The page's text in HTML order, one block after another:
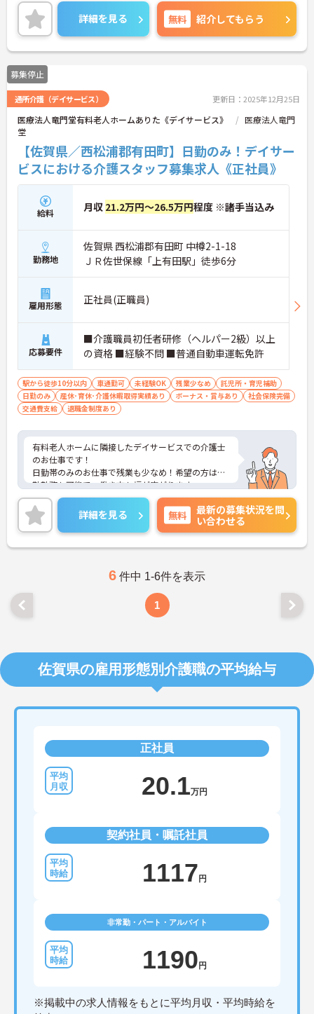
ご興味ある方には、面接対策ポイントなど、さらに
詳細をお話しいたしますのでお気軽にご相談くださ
い。
詳細を見る 無料 紹介してもらう
募集停止
通所介護（デイサービス） 更新日：2025年12月25日
医療法人竜門堂有料老人ホームありた《デイサービス》
医療法人竜門
堂
【佐賀県／西松浦郡有田町】日勤のみ！デイサー
ビスにおける介護スタッフ募集求人《正社員》
給料 月収 21.2万円～26.5万円程度 ※諸手当込み
勤務地
佐賀県 西松浦郡有田町 中樽2-1-18
ＪＲ佐世保線「上有田駅」徒歩6分
雇用形態 正社員(正職員)
応募要件
■介護職員初任者研修（ヘルパー2級）以上
の資格 ■経験不問 ■普通自動車運転免許
駅から徒歩10分以内 車通勤可 未経験OK 残業少なめ
託児所・育児補助
日勤のみ
産休･育休･介護休暇取得実績あり ボーナス・賞与あり
社会保険完備
交通費支給
退職金制度あり
有料老人ホームに隣接したデイサービスでの介護士
のお仕事です！
日勤帯のみのお仕事で残業も少なめ！希望の方は夜
勤勤務も可能で、働き方も幅が広がります。
ご興味ある方には、面接のポイントなど、さらに詳
細をお話致しますのでお気軽にご相談ください。
詳細を見る 無料
最新の募集状況を問
い合わせる
6 件中 1-6件を表示
1
佐賀県の雇用形態別介護職の平均給与
正社員
20.1万円
契約社員・嘱託社員
1117 円
非常勤・パート・アルバイト
1190 円
※掲載中の求人情報をもとに平均月収・平均時給を